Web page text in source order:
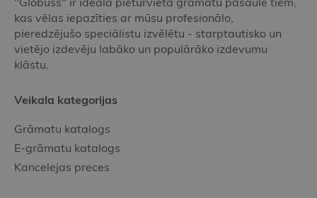
kas vēlas iepazīties ar mūsu profesionālo,
pieredzējušo speciālistu izvēlētu - starptautisko un
vietējo izdevēju labāko un populārāko izdevumu
klāstu.
Veikala kategorijas
Grāmatu katalogs
E-grāmatu katalogs
Kancelejas preces